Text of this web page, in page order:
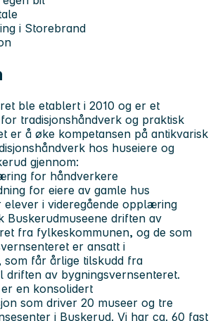
i Storebrand
ble etablert i 2010 og er et
tradisjonshåndverk og praktisk
er å øke kompetansen på antikvarisk
hos huseiere og
gjennom:
for håndverkere
for eiere av gamle hus
elever i videregående opplæring
Buskerudmuseene driften av
fra fylkeskommunen, og de som
er ansatt i
som får årlige tilskudd fra
driften av bygningsvernsenteret.
en konsolidert
som driver 20 museer og tre
i Buskerud. Vi har ca. 60 fast